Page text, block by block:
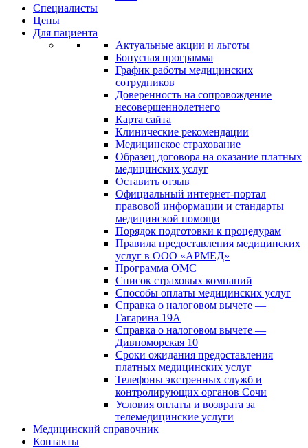
Специалисты
Цены
Для пациента
Актуальные акции и льготы
Бонусная программа
График работы медицинских
сотрудников
Доверенность на сопровождение
несовершеннолетнего
Карта сайта
Клинические рекомендации
Медицинское страхование
Образец договора на оказание платных
медицинских услуг
Оставить отзыв
Официальный интернет-портал
правовой информации и стандарты
медицинской помощи
Порядок подготовки к процедурам
Правила предоставления медицинских
услуг в ООО «АРМЕД»
Программа ОМС
Список страховых компаний
Способы оплаты медицинских услуг
Справка о налоговом вычете —
Гагарина 19А
Справка о налоговом вычете —
Дивноморская 10
Сроки ожидания предоставления
платных медицинских услуг
Телефоны экстренных служб и
контролирующих органов Сочи
Условия оплаты и возврата за
телемедицинские услуги
Медицинский справочник
Контакты